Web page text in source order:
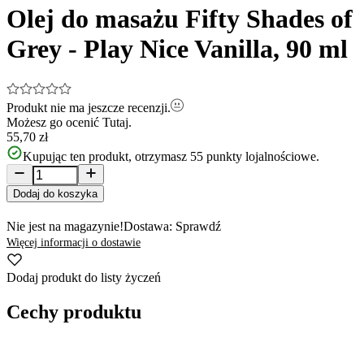
of
2
Olej do masażu Fifty Shades of
Grey - Play Nice Vanilla, 90 ml
Produkt nie ma jeszcze recenzji.
Możesz go ocenić Tutaj.
55,70 zł
Kupując ten produkt, otrzymasz 55 punkty lojalnościowe.
Dodaj do koszyka
Nie jest na magazynie!Dostawa: Sprawdź
Więcej informacji o dostawie
Dodaj produkt do listy życzeń
Cechy produktu